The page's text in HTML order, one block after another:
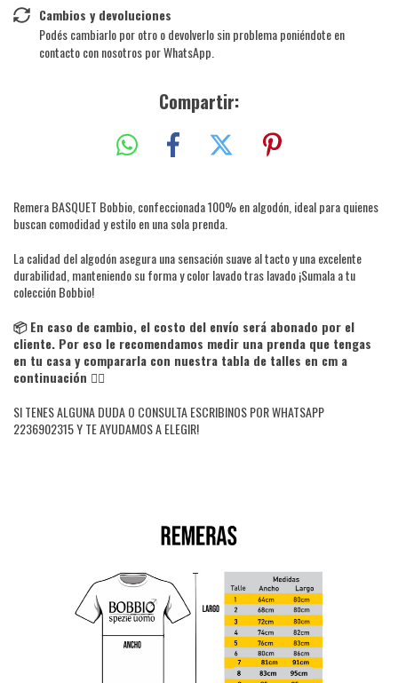
Cambios y devoluciones
Podés cambiarlo por otro o devolverlo sin problema poniéndote en
contacto con nosotros por WhatsApp.
Compartir:
Remera BASQUET Bobbio, confeccionada 100% en algodón, ideal para quienes
buscan comodidad y estilo en una sola prenda.
La calidad del algodón asegura una sensación suave al tacto y una excelente
durabilidad, manteniendo su forma y color lavado tras lavado ¡Sumala a tu
colección Bobbio!
📦 En caso de cambio, el costo del envío será abonado por el
cliente. Por eso le recomendamos medir una prenda que tengas
en tu casa y compararla con nuestra tabla de talles en cm a
continuación 👇🏻
SI TENES ALGUNA DUDA O CONSULTA ESCRIBINOS POR WHATSAPP
2236902315 Y TE AYUDAMOS A ELEGIR!